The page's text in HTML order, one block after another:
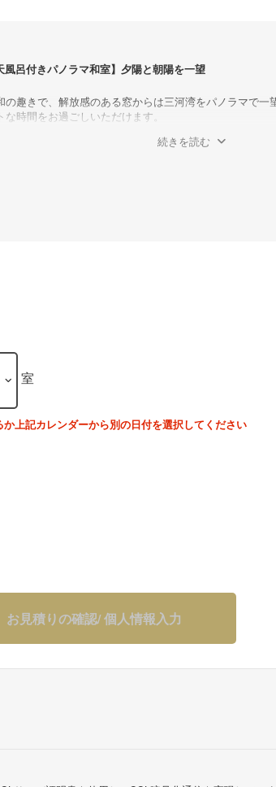
呂付きパノラマ和室】夕陽と朝陽を一望
の趣きで、解放感のある窓からは三河湾をパノラマで
時間をお過ごしいただけます。
続きを読む
室
上記カレンダーから別の日付を選択してください
お見積りの確認/ 個人情報入力